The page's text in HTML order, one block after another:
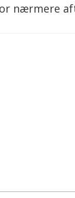
nærmere